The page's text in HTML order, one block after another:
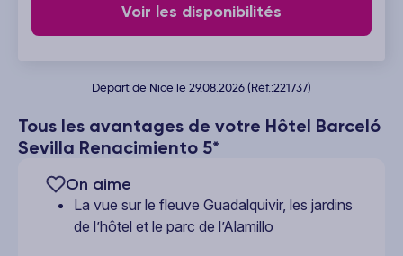
Tous les avantages de votre Hôtel Barceló
Sevilla Renacimiento 5*
On aime
La vue sur le fleuve Guadalquivir, les jardins
de l’hôtel et le parc de l’Alamillo
Voir les disponibilités
Départ de Nice le 29.08.2026 (Réf.:221737)